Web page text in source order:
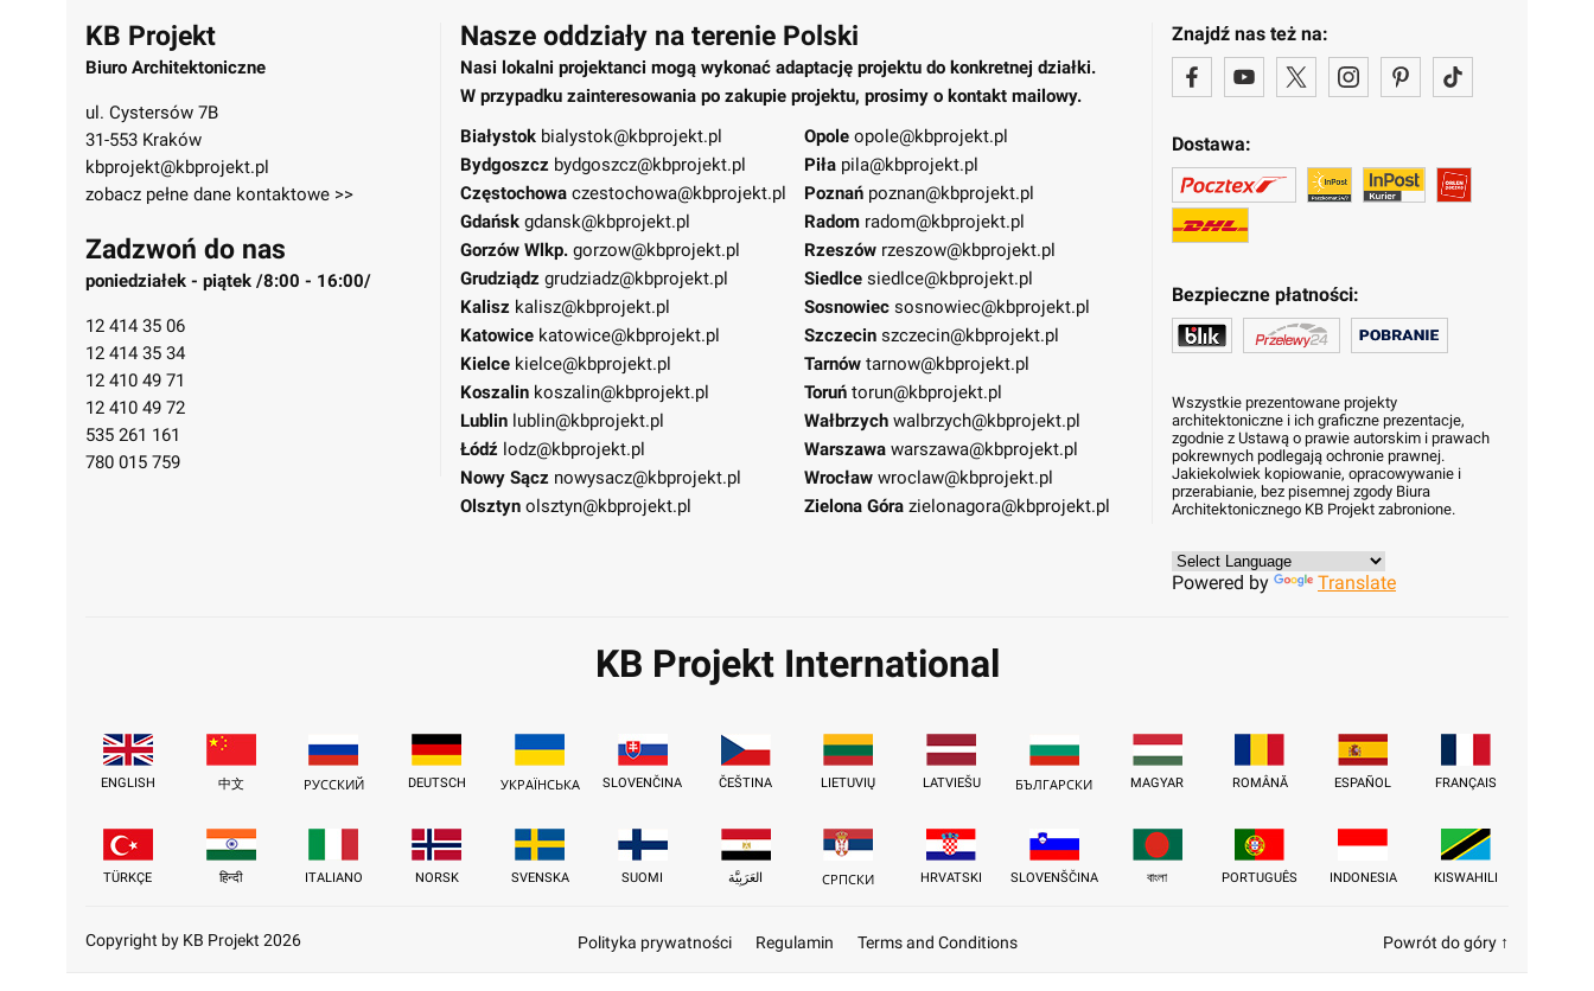
KB Projekt
Biuro Architektoniczne
ul. Cystersów 7B
31-553 Kraków
kbprojekt@kbprojekt.pl
zobacz pełne dane kontaktowe >>
Zadzwoń do nas
poniedziałek - piątek /8:00 - 16:00/
12 414 35 06
12 414 35 34
12 410 49 71
12 410 49 72
535 261 161
780 015 759
Nasze oddziały na terenie Polski
Nasi lokalni projektanci mogą wykonać adaptację projektu do konkretnej działki.
W przypadku zainteresowania po zakupie projektu, prosimy o kontakt mailowy.
Białystok bialystok@kbprojekt.pl
Bydgoszcz bydgoszcz@kbprojekt.pl
Częstochowa czestochowa@kbprojekt.pl
Gdańsk gdansk@kbprojekt.pl
Gorzów Wlkp. gorzow@kbprojekt.pl
Grudziądz grudziadz@kbprojekt.pl
Kalisz kalisz@kbprojekt.pl
Katowice katowice@kbprojekt.pl
Kielce kielce@kbprojekt.pl
Koszalin koszalin@kbprojekt.pl
Lublin lublin@kbprojekt.pl
Łódź lodz@kbprojekt.pl
Nowy Sącz nowysacz@kbprojekt.pl
Olsztyn olsztyn@kbprojekt.pl
Opole opole@kbprojekt.pl
Piła pila@kbprojekt.pl
Poznań poznan@kbprojekt.pl
Radom radom@kbprojekt.pl
Rzeszów rzeszow@kbprojekt.pl
Siedlce siedlce@kbprojekt.pl
Sosnowiec sosnowiec@kbprojekt.pl
Szczecin szczecin@kbprojekt.pl
Tarnów tarnow@kbprojekt.pl
Toruń torun@kbprojekt.pl
Wałbrzych walbrzych@kbprojekt.pl
Warszawa warszawa@kbprojekt.pl
Wrocław wroclaw@kbprojekt.pl
Zielona Góra zielonagora@kbprojekt.pl
Znajdź nas też na:
Dostawa:
Bezpieczne płatności:
Wszystkie prezentowane projekty
architektoniczne i ich graficzne prezentacje,
zgodnie z Ustawą o prawie autorskim i prawach
pokrewnych podlegają ochronie prawnej.
Jakiekolwiek kopiowanie, opracowywanie i
przerabianie, bez pisemnej zgody Biura
Architektonicznego KB Projekt zabronione.
Powered by Translate
KB Projekt International
ENGLISH 中文 РУССКИЙ DEUTSCH УКРАЇНСЬКА SLOVENČINA ČEŠTINA LIETUVIŲ LATVIEŠU БЪЛГАРСКИ MAGYAR ROMÂNĂ ESPAÑOL FRANÇAIS
TÜRKÇE हिन्दी ITALIANO NORSK SVENSKA SUOMI العَرَبِيَّة СРПСКИ HRVATSKI SLOVENŠČINA বাংলা PORTUGUÊS INDONESIA KISWAHILI
Copyright by KB Projekt 2026 Polityka prywatności Regulamin Terms and Conditions Powrót do góry ↑